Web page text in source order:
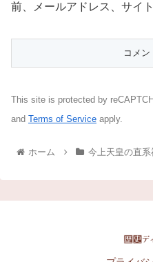
前、メールアドレス、サイ
This site is protected by
and Terms of Service apply.
ホーム 今上天皇の直系